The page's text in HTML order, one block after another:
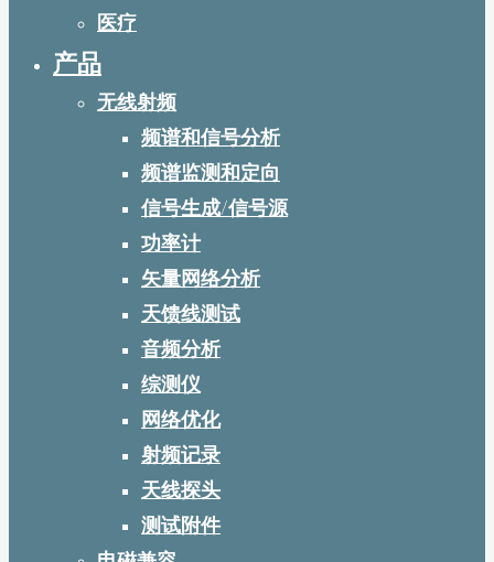
医疗
产品
无线射频
频谱和信号分析
频谱监测和定向
信号生成/信号源
功率计
矢量网络分析
天馈线测试
音频分析
综测仪
网络优化
射频记录
天线探头
测试附件